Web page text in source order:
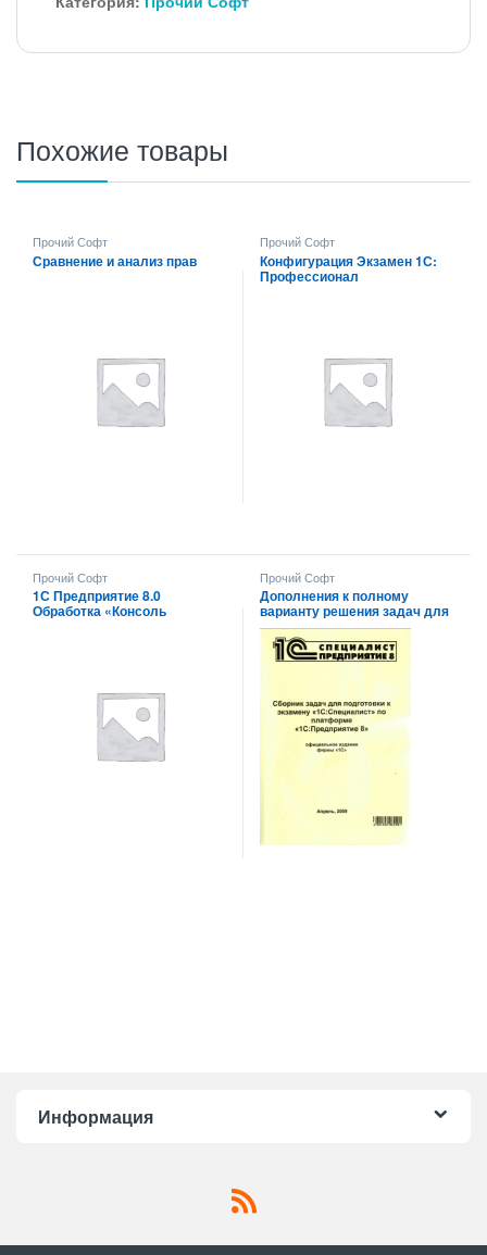
Похожие товары
Прочий Софт
Сравнение и анализ прав
Прочий Софт
Конфигурация Экзамен 1С:
Профессионал
Прочий Софт
1С Предприятие 8.0
Обработка «Консоль
Прочий Софт
Дополнения к полному
варианту решения задач для
подготовки к экзамену 1С :
Специалист 8.х по
платформе
Информация